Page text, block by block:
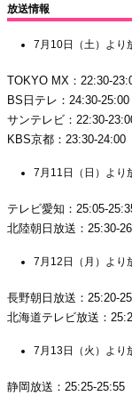
放送情報
7月10日（土）より
TOKYO MX：22:30-
BS日テレ：24:30-25:00
サンテレビ：22:30-
KBS京都：23:30-24:00
7月11日（日）より
テレビ愛知：25:05-
北陸朝日放送：25:30-
7月12日（月）より
長野朝日放送：25:20-
北海道テレビ放送：
7月13日（火）より
静岡放送：25:25-25:55